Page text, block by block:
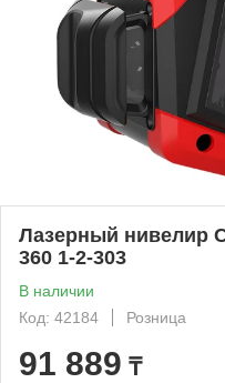
Лазерный нивелир
360 1-2-303
В наличии
Код: 42184
Розница
91 889 ₸